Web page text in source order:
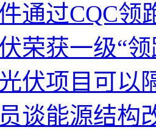
通过CQC领
荣获一级“
伏项目可以
谈能源结构